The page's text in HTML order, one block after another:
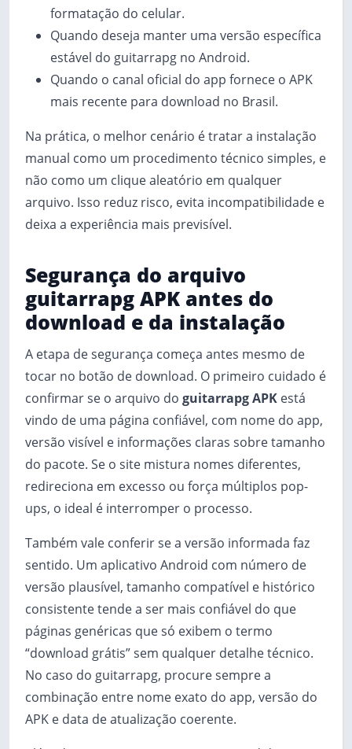
formatação do celular.
Quando deseja manter uma versão específica
estável do guitarrapg no Android.
Quando o canal oficial do app fornece o APK
mais recente para download no Brasil.
Na prática, o melhor cenário é tratar a instalação
manual como um procedimento técnico simples, e
não como um clique aleatório em qualquer
arquivo. Isso reduz risco, evita incompatibilidade e
deixa a experiência mais previsível.
Segurança do arquivo
guitarrapg APK antes do
download e da instalação
A etapa de segurança começa antes mesmo de
tocar no botão de download. O primeiro cuidado é
confirmar se o arquivo do guitarrapg APK está
vindo de uma página confiável, com nome do app,
versão visível e informações claras sobre tamanho
do pacote. Se o site mistura nomes diferentes,
redireciona em excesso ou força múltiplos pop-
ups, o ideal é interromper o processo.
Também vale conferir se a versão informada faz
sentido. Um aplicativo Android com número de
versão plausível, tamanho compatível e histórico
consistente tende a ser mais confiável do que
páginas genéricas que só exibem o termo
“download grátis” sem qualquer detalhe técnico.
No caso do guitarrapg, procure sempre a
combinação entre nome exato do app, versão do
APK e data de atualização coerente.